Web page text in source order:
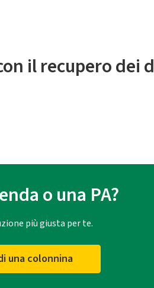
il recupero dei
o una PA?
più giusta per te.
una colonnina